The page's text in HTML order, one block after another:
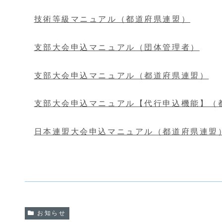
技術等級マニュアル（都道府県連盟）
支部大会申込マニュアル（団体管理者）
支部大会申込マニュアル（都道府県連盟）
支部大会申込マニュアル【代行申込機能】（
日本連盟大会申込マニュアル（都道府県連盟
お知らせ